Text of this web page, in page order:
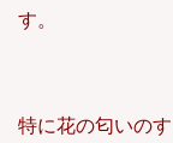
す。
特に花の匂いの